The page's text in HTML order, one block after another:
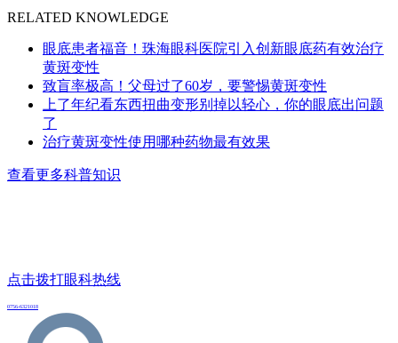
RELATED KNOWLEDGE
眼底患者福音！珠海眼科医院引入创新眼底药有效治疗
黄斑变性
致盲率极高！父母过了60岁，要警惕黄斑变性
上了年纪看东西扭曲变形别掉以轻心，你的眼底出问题
了
治疗黄斑变性使用哪种药物最有效果
查看更多科普知识
点击拨打眼科热线
0756-6321018